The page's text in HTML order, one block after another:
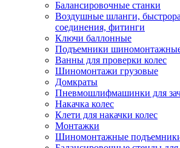
Балансировочные станки
Воздушные шланги,
соединения, фитинги
Ключи баллонные
Подъемники
Ванны для проверки колес
Шиномонтажи грузовые
Домкраты
Пневмошлифмашинки для
Накачка колес
Клети для накачки колес
Монтажки
Шиномонтажные